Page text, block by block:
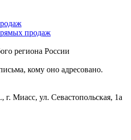
продаж
региона России
кому оно адресовано.
г. Миасс, ул. Севастопольская, 1а